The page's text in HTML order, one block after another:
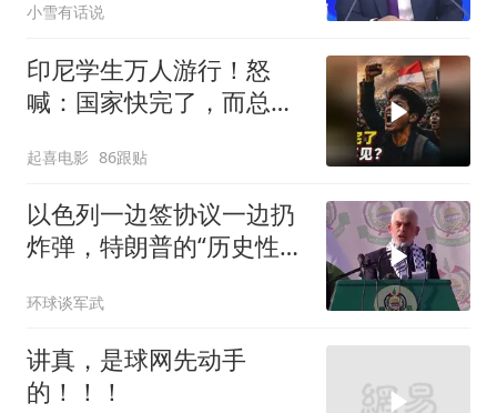
懂了吗
小雪有话说
印尼学生万人游行！怒
喊：国家快完了，而总统
起喜电影 86跟贴
以色列一边签协议一边扔
炸弹，特朗普的“历史性协
环球谈军武
讲真，是球网先动手
的！！！